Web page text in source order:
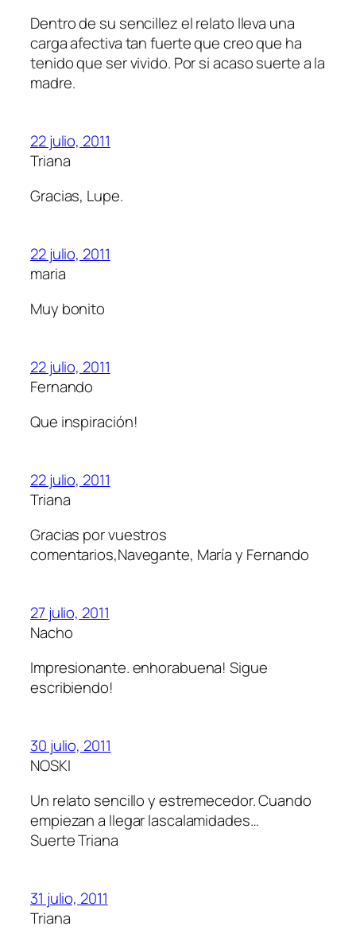
Dentro de su sencillez el relato lleva una
carga afectiva tan fuerte que creo que ha
tenido que ser vivido. Por si acaso suerte a la
madre.
22 julio, 2011
Triana
Gracias, Lupe.
22 julio, 2011
maria
Muy bonito
22 julio, 2011
Fernando
Que inspiración!
22 julio, 2011
Triana
Gracias por vuestros
comentarios,Navegante, María y Fernando
27 julio, 2011
Nacho
Impresionante. enhorabuena! Sigue
escribiendo!
30 julio, 2011
NOSKI
Un relato sencillo y estremecedor. Cuando
empiezan a llegar lascalamidades…
Suerte Triana
31 julio, 2011
Triana